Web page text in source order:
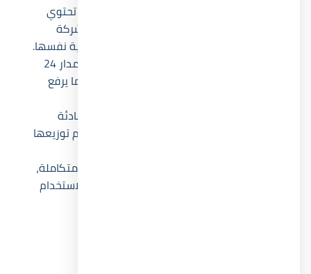
يضم Village Zoya North Coast منطقة تجارية تحتوي
على مطاعم وكافيهات ومتاجر متنوعة، لأن الشركة
استهدفت توفير الاحتياجات اليومية داخل القرية نفسها.
وفرت الشركة أنظمة أمن وحراسة تعمل على مدار 24
ساعة مدعومة بكاميرات مراقبة حديثة، وهو ما يرفع
راعت المساحات الخضراء الواسعة توفير بيئة هادئة
تسمح بالمشي والأنشطة الخارجية، بينما ساهم توزيعها
يوفر الجيم والسبا خدمات رياضية واستشفائية متكاملة،
وقد جاءت تجهيزاتهما بمعايير حديثة تناسب الاستخدام